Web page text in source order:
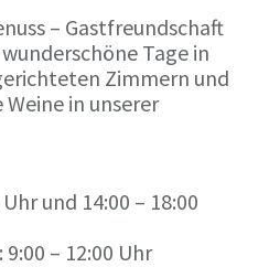
– Gastfreundschaft
Tage in
Zimmern und
in unserer
und 14:00 – 18:00
– 12:00 Uhr